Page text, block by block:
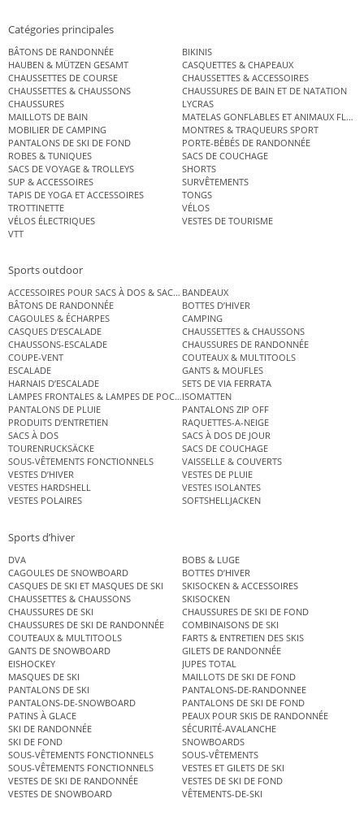
Catégories principales
BÂTONS DE RANDONNÉE
BIKINIS
HAUBEN & MÜTZEN GESAMT
CASQUETTES & CHAPEAUX
CHAUSSETTES DE COURSE
CHAUSSETTES & ACCESSOIRES
CHAUSSETTES & CHAUSSONS
CHAUSSURES DE BAIN ET DE NATATION
CHAUSSURES
LYCRAS
MAILLOTS DE BAIN
MATELAS GONFLABLES ET ANIMAUX
MOBILIER DE CAMPING
MONTRES & TRAQUEURS SPORT
PANTALONS DE SKI DE FOND
PORTE-BÉBÉS DE RANDONNÉE
ROBES & TUNIQUES
SACS DE COUCHAGE
SACS DE VOYAGE & TROLLEYS
SHORTS
SUP & ACCESSOIRES
SURVÊTEMENTS
TAPIS DE YOGA ET ACCESSOIRES
TONGS
TROTTINETTE
VÉLOS
VÉLOS ÉLECTRIQUES
VESTES DE TOURISME
VTT
Sports outdoor
ACCESSOIRES POUR SACS À DOS & SACS ÉTANCHES
BANDEAUX
BÂTONS DE RANDONNÉE
BOTTES D’HIVER
CAGOULES & ÉCHARPES
CAMPING
CASQUES D’ESCALADE
CHAUSSETTES & CHAUSSONS
CHAUSSONS-ESCALADE
CHAUSSURES DE RANDONNÉE
COUPE-VENT
COUTEAUX & MULTITOOLS
ESCALADE
GANTS & MOUFLES
HARNAIS D’ESCALADE
SETS DE VIA FERRATA
LAMPES FRONTALES & LAMPES DE POCHEISOMATTEN
PANTALONS DE PLUIE
PANTALONS ZIP OFF
PRODUITS D’ENTRETIEN
RAQUETTES-A-NEIGE
SACS À DOS
SACS À DOS DE JOUR
TOURENRUCKSÄCKE
SACS DE COUCHAGE
SOUS-VÊTEMENTS FONCTIONNELS
VAISSELLE & COUVERTS
VESTES D’HIVER
VESTES DE PLUIE
VESTES HARDSHELL
VESTES ISOLANTES
VESTES POLAIRES
SOFTSHELLJACKEN
Sports d’hiver
DVA
BOBS & LUGE
CAGOULES DE SNOWBOARD
BOTTES D’HIVER
CASQUES DE SKI ET MASQUES DE SKI
SKISOCKEN & ACCESSOIRES
CHAUSSETTES & CHAUSSONS
SKISOCKEN
CHAUSSURES DE SKI
CHAUSSURES DE SKI DE FOND
CHAUSSURES DE SKI DE RANDONNÉE
COMBINAISONS DE SKI
COUTEAUX & MULTITOOLS
FARTS & ENTRETIEN DES SKIS
GANTS DE SNOWBOARD
GILETS DE RANDONNÉE
EISHOCKEY
JUPES TOTAL
MASQUES DE SKI
MAILLOTS DE SKI DE FOND
PANTALONS DE SKI
PANTALONS-DE-RANDONNEE
PANTALONS-DE-SNOWBOARD
PANTALONS DE SKI DE FOND
PATINS À GLACE
PEAUX POUR SKIS DE RANDONNÉE
SKI DE RANDONNÉE
SÉCURITÉ-AVALANCHE
SKI DE FOND
SNOWBOARDS
SOUS-VÊTEMENTS FONCTIONNELS
SOUS-VÊTEMENTS
SOUS-VÊTEMENTS FONCTIONNELS
VESTES ET GILETS DE SKI
VESTES DE SKI DE RANDONNÉE
VESTES DE SKI DE FOND
VESTES DE SNOWBOARD
VÊTEMENTS-DE-SKI